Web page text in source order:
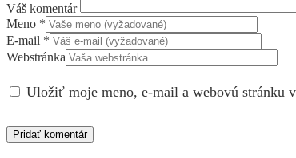
Váš komentár
Meno *
E-mail *
Webstránka
Uložiť moje meno, e-mail a webovú stránku